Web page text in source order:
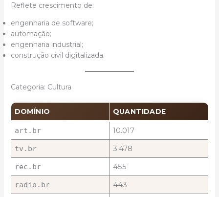
Reflete crescimento de:
engenharia de software;
automação;
engenharia industrial;
construção civil digitalizada.
Categoria: Cultura
DOMÍNIO QUANTIDADE
art.br 10.017
tv.br 3.478
rec.br 455
radio.br 443